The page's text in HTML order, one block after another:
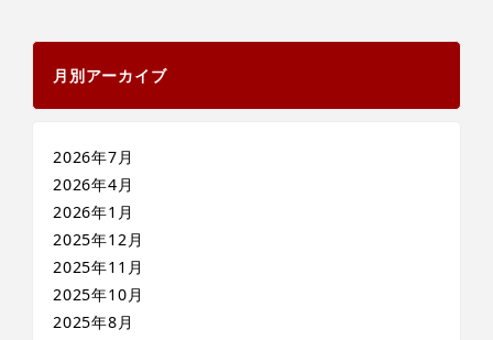
月別アーカイブ
2026年7月
2026年4月
2026年1月
2025年12月
2025年11月
2025年10月
2025年8月